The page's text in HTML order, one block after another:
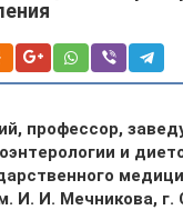
профессор,
и
И. И. Мечникова, г.